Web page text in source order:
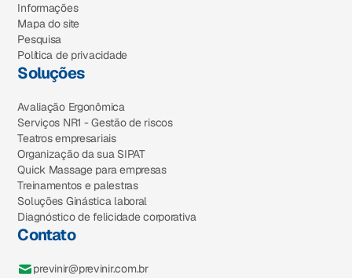
Informações
Mapa do site
Pesquisa
Política de privacidade
Soluções
Avaliação Ergonômica
Serviços NR1 - Gestão de riscos
Teatros empresariais
Organização da sua SIPAT
Quick Massage para empresas
Treinamentos e palestras
Soluções Ginástica laboral
Diagnóstico de felicidade corporativa
Contato
previnir@previnir.com.br